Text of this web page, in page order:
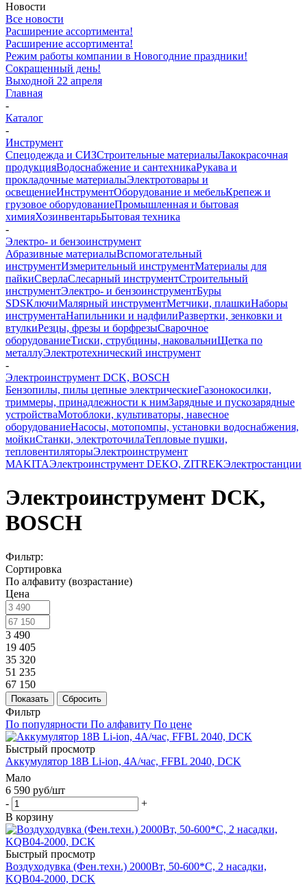
Новости
Все новости
Расширение ассортимента!
Расширение ассортимента!
Режим работы компании в Новогодние праздники!
Сокращенный день!
Выходной 22 апреля
Главная
-
Каталог
-
Инструмент
Спецодежда и СИЗСтроительные материалыЛакокрасочная
продукцияВодоснабжение и сантехникаРукава и
прокладочные материалыЭлектротовары и
освещениеИнструментОборудование и мебельКрепеж и
грузовое оборудованиеПромышленная и бытовая
химияХозинвентарьБытовая техника
-
Электро- и бензоинструмент
Абразивные материалыВспомогательный
инструментИзмерительный инструментМатериалы для
пайкиСверлаСлесарный инструментСтроительный
инструментЭлектро- и бензоинструментБуры
SDSКлючиМалярный инструментМетчики, плашкиНаборы
инструментаНапильники и надфилиРазвертки, зенковки и
втулкиРезцы, фрезы и борфрезыСварочное
оборудованиеТиски, струбцины, наковальниЩетка по
металлуЭлектротехнический инструмент
-
Электроинструмент DCK, BOSCH
Бензопилы, пилы цепные электрическиеГазонокосилки,
триммеры, принадлежности к нимЗарядные и пускозарядные
устройстваМотоблоки, культиваторы, навесное
оборудованиеНасосы, мотопомпы, установки водоснабжения,
мойкиСтанки, электроточилаТепловые пушки,
тепловентиляторыЭлектроинструмент
MAKITAЭлектроинструмент DEKO, ZITREKЭлектростанции
Электроинструмент DCK,
BOSCH
Фильтр:
Сортировка
По алфавиту (возрастание)
Цена
3 490
19 405
35 320
51 235
67 150
Показать Сбросить
Фильтр
По популярности По алфавиту По цене
Быстрый просмотр
Аккумулятор 18В Li-ion, 4А/час, FFBL 2040, DCK
Мало
6 590 руб/шт
-
+
В корзину
Быстрый просмотр
Воздуходувка (Фен.техн.) 2000Вт, 50-600*С, 2 насадки,
KQB04-2000, DCK